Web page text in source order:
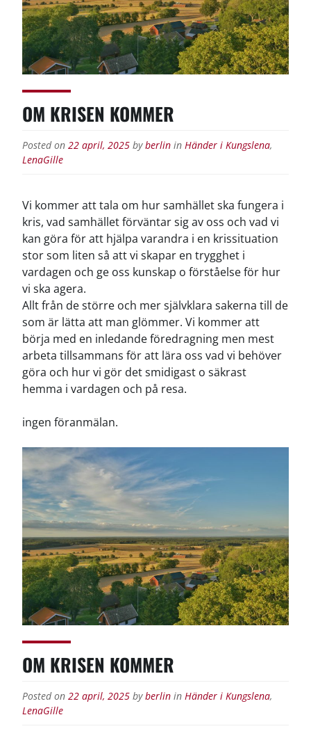
OM KRISEN KOMMER
Posted on 22 april, 2025 by berlin in Händer i Kungslena,
LenaGille
Vi kommer att tala om hur samhället ska fungera i
kris, vad samhället förväntar sig av oss och vad vi
kan göra för att hjälpa varandra i en krissituation
stor som liten så att vi skapar en trygghet i
vardagen och ge oss kunskap o förståelse för hur
vi ska agera.
Allt från de större och mer självklara sakerna till de
som är lätta att man glömmer. Vi kommer att
börja med en inledande föredragning men mest
arbeta tillsammans för att lära oss vad vi behöver
göra och hur vi gör det smidigast o säkrast
hemma i vardagen och på resa.
ingen föranmälan.
OM KRISEN KOMMER
Posted on 22 april, 2025 by berlin in Händer i Kungslena,
LenaGille